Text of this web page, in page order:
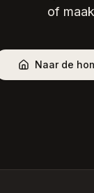
of
Naar de